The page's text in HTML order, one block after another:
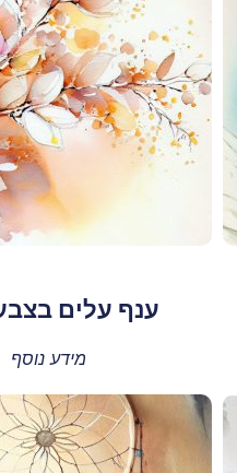
ענף עלים
מידע נוסף